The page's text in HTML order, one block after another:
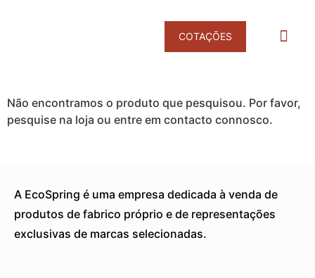
COTAÇÕES
Não encontramos o produto que pesquisou. Por favor,
pesquise na loja ou entre em contacto connosco.
A EcoSpring é uma empresa dedicada à venda de
produtos de fabrico próprio e de representações
exclusivas de marcas selecionadas.